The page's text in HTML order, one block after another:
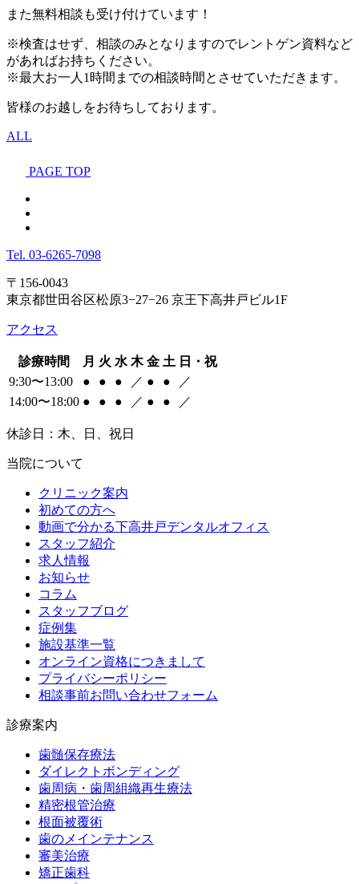
また無料相談も受け付けています！
※検査はせず、相談のみとなりますのでレントゲン資料など
があればお持ちください。
※最大お一人1時間までの相談時間とさせていただきます。
皆様のお越しをお待ちしております。
ALL
PAGE TOP
Tel. 03-6265-7098
〒156-0043
東京都世田谷区松原3−27−26 京王下高井戸ビル1F
アクセス
診療時間 月 火 水 木 金 土 日・祝
9:30〜13:00
● ● ● ／ ● ●
／
14:00〜18:00 ● ● ● ／ ● ● ／
休診日：木、日、祝日
当院について
クリニック案内
初めての方へ
動画で分かる下高井戸デンタルオフィス
スタッフ紹介
求人情報
お知らせ
コラム
スタッフブログ
症例集
施設基準一覧
オンライン資格につきまして
プライバシーポリシー
相談事前お問い合わせフォーム
診療案内
歯髄保存療法
ダイレクトボンディング
歯周病・歯周組織再生療法
精密根管治療
根面被覆術
歯のメインテナンス
審美治療
矯正歯科